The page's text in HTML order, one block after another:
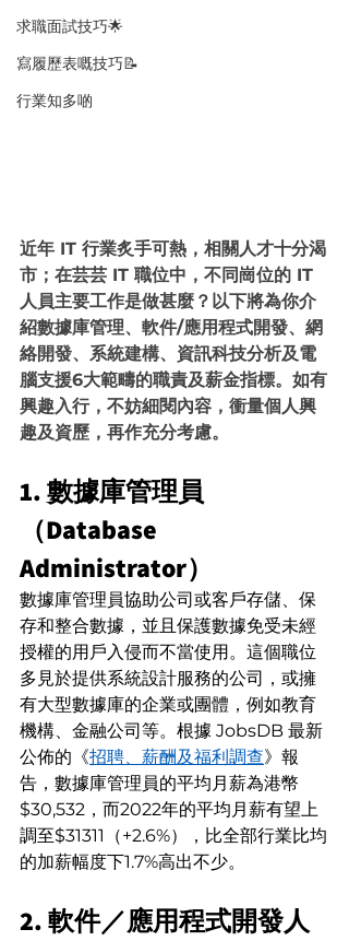
求職面試技巧🌟
寫履歷表嘅技巧📝
行業知多啲
近年 IT 行業炙手可熱，相關人才十分渴
市；在芸芸 IT 職位中，不同崗位的 IT
人員主要工作是做甚麼？以下將為你介
紹數據庫管理、軟件/應用程式開發、網
絡開發、系統建構、資訊科技分析及電
腦支援6大範疇的職責及薪金指標。如有
興趣入行，不妨細閱內容，衝量個人興
趣及資歷，再作充分考慮。
1. 數據庫管理員
（Database
Administrator）
數據庫管理員協助公司或客戶存儲、保
存和整合數據，並且保護數據免受未經
授權的用戶入侵而不當使用。這個職位
多見於提供系統設計服務的公司，或擁
有大型數據庫的企業或團體，例如教育
機構、金融公司等。根據 JobsDB 最新
公佈的《招聘、薪酬及福利調查》報
告，數據庫管理員的平均月薪為港幣
$30,532，而2022年的平均月薪有望上
調至$31311（+2.6%），比全部行業比均
的加薪幅度下1.7%高出不少。
2. 軟件／應用程式開發人